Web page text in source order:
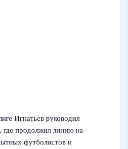
Игнатьев руководил
продолжил линию на
футболистов и